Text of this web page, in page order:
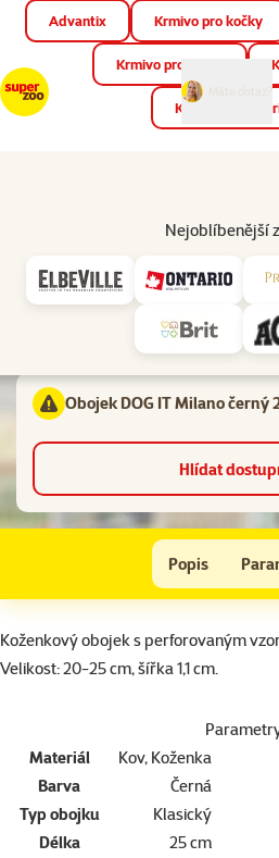
📱 Stáhněte si novou aplikaci Super zoo.
Advantix Krmivo pro kočky
Krmivo pro ptáky
Krmivo pro
Nejoblíbenější
Obojek DOG IT
Kov,
Obojek DOG IT Milano černý
Hlídat
Obojek DOG IT Milano černý 25cm
Popis
Na začátek stránky
superzoo.product.detail.content
Koženkový obojek s perforovaným
Velikost: 20-25 cm, šířka 1,1 cm.
Materiál
Kov, Koženka
Barva
Černá
Typ obojku
Klasický
Délka
25 cm